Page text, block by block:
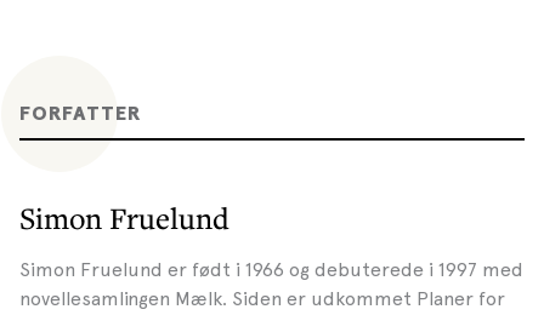
FORFATTER
Simon Fruelund
Simon Fruelund er født i 1966 og debuterede i 1997 med
novellesamlingen Mælk. Siden er udkommet Planer for